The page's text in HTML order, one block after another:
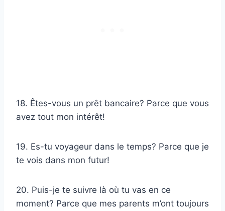
18. Êtes-vous un prêt bancaire? Parce que vous
avez tout mon intérêt!
19. Es-tu voyageur dans le temps? Parce que je
te vois dans mon futur!
20. Puis-je te suivre là où tu vas en ce
moment? Parce que mes parents m’ont toujours